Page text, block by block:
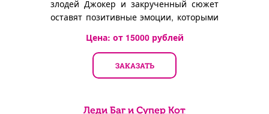
злодей Джокер и закрученный сюжет
оставят позитивные эмоции, которыми
Цена: от 15000рублей
ЗАКАЗАТЬ
Леди Баг и Супер Кот